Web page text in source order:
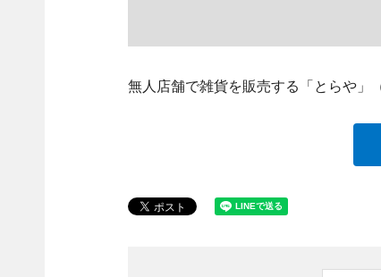
無人店舗で雑貨を販売する「とらや」